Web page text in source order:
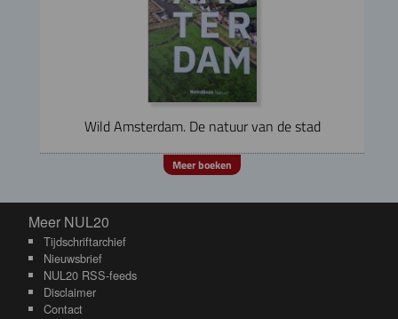
Wild Amsterdam. De natuur van de stad
Meer boeken
Meer NUL20
Meer NUL20
Tijdschriftarchief
Nieuwsbrief
NUL20 RSS-feeds
Disclaimer
Contact